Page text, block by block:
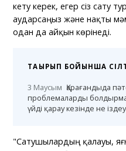
кету керек, егер сіз сату
аударсаңыз және нақты
одан да айқын көрінеді.
ТАҚЫРЫП БОЙЫНША
3 Маусым Қарағандыда
проблемаларды
үйді қарау кезінде не
"Сатушылардың қалауы,